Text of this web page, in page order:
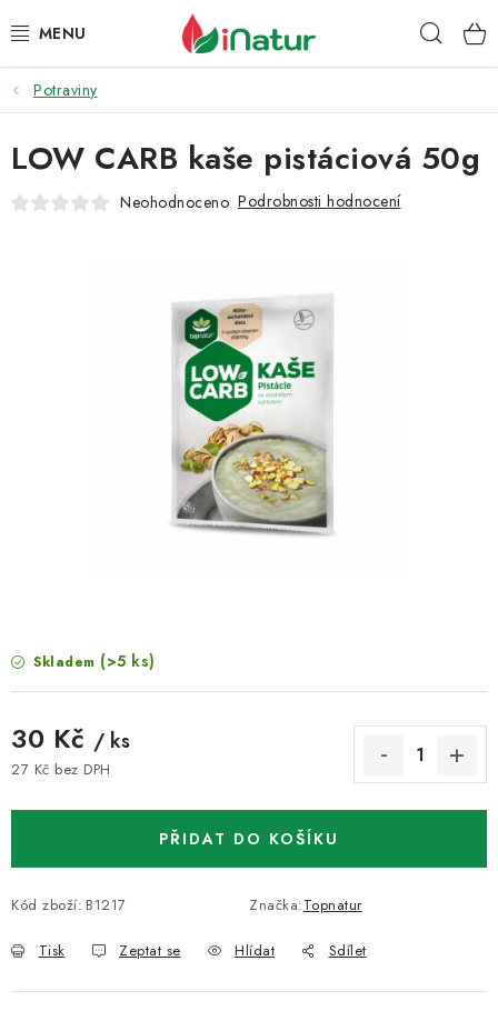
na
POTRAVINY
OŘECHY A SUŠENÉ PLODY
SNACKY
EKO DROGERIE A KOSMETIKA
DOPRAVA A PLATBA
Podmínky ochrany osobních údajů
Potraviny
Skladem (>5 ks)
30 Kč / ks
27 Kč bez DPH
PŘIDAT DO KOŠÍKU
Kód zboží: B1217 Značka:Topnatur
Tisk Zeptat se Hlídat Sdílet
LOW CARB kaše pistáciová 50g
Neohodnoceno Podrobnosti hodnocení